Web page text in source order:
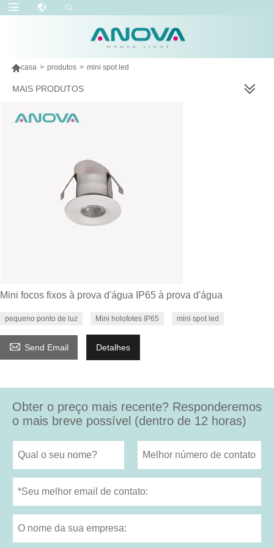
casa > produtos > mini spot led
MAIS PRODUTOS
Mini focos fixos à prova d'água IP65 à prova d'água
pequeno ponto de luz Mini holofotes IP65 mini spot led
 Send Email Detalhes
Obter o preço mais recente? Responderemos
o mais breve possível (dentro de 12 horas)